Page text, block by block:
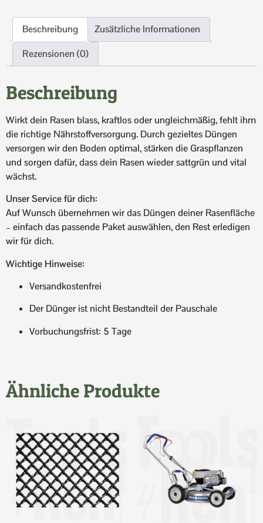
Beschreibung
Zusätzliche Informationen
Rezensionen (0)
Beschreibung
Wirkt dein Rasen blass, kraftlos oder ungleichmäßig, fehlt ihm
die richtige Nährstoffversorgung. Durch gezieltes Düngen
versorgen wir den Boden optimal, stärken die Graspflanzen
und sorgen dafür, dass dein Rasen wieder sattgrün und vital
wächst.
Unser Service für dich:
Auf Wunsch übernehmen wir das Düngen deiner Rasenfläche
– einfach das passende Paket auswählen, den Rest erledigen
wir für dich.
Wichtige Hinweise:
Versandkostenfrei
Der Dünger ist nicht Bestandteil der Pauschale
Vorbuchungsfrist: 5 Tage
Ähnliche Produkte